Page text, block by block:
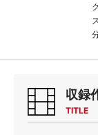
収録
TITLE